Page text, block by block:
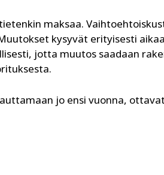
maksaa.
kysyvät erityisesti
jotta muutos saadaan
jo ensi vuonna,